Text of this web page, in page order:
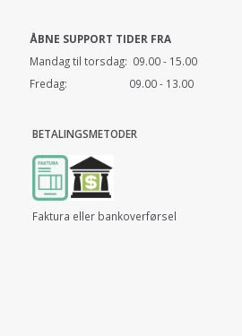
ÅBNE SUPPORT TIDER FRA
Mandag til torsdag: 09.00 - 15.00
Fredag: 09.00 - 13.00
BETALINGSMETODER
Faktura eller bankoverførsel